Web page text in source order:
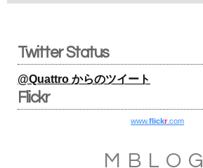
Twitter Status
@Quattro からのツイート
Flickr
www.flickr.com
MBLOG